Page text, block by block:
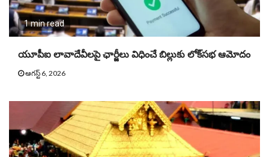
1 min read
యూపీఐ లావాదేవీలపై ఛార్జీలు విధించే బిల్లుకు లోక్‌సభ ఆమోదం
ఆగస్ట్ 6, 2026